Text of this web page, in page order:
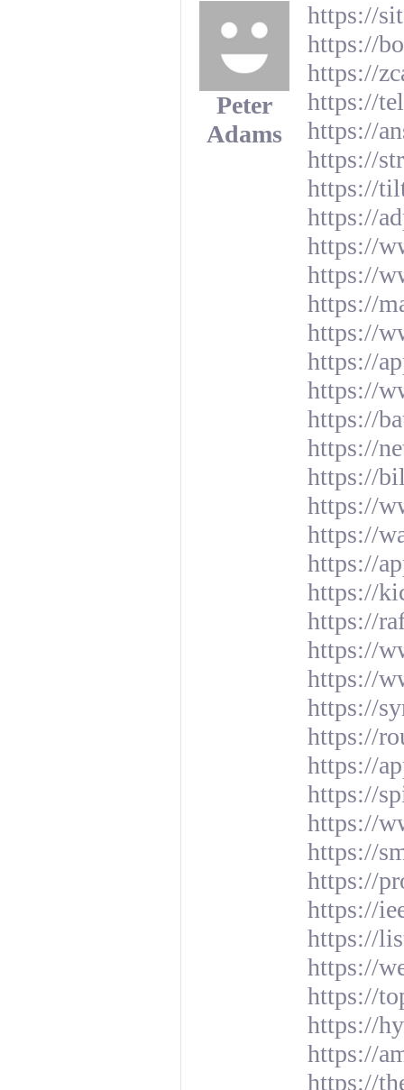
Peter
Adams
https://
https://
https://
https://
https://
https://
https://
https://
https://
https://
https://
https://
https://
https://
https://
https://
https://
https://
https://
https://
https://
https://
https://
https://
https://
https://
https://
https://
https://
https://
https://
https://
https://
https://
https://
https://
https://
https://